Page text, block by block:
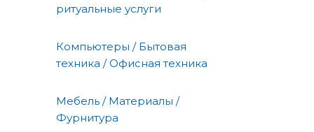
ритуальные услуги
Компьютеры / Бытовая
техника / Офисная техника
Мебель / Материалы /
Фурнитура